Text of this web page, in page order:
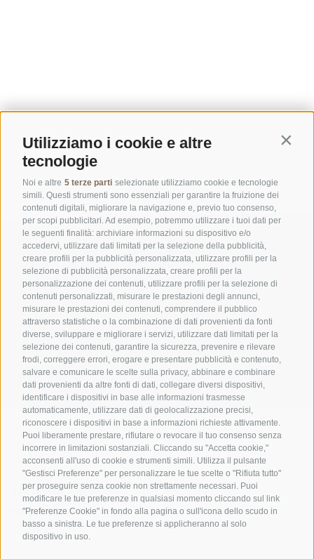
Utilizziamo i cookie e altre
tecnologie
Noi e altre 5 terze parti selezionate utilizziamo cookie e tecnologie
simili. Questi strumenti sono essenziali per garantire la fruizione dei
contenuti digitali, migliorare la navigazione e, previo tuo consenso,
per scopi pubblicitari. Ad esempio, potremmo utilizzare i tuoi dati per
le seguenti finalità: archiviare informazioni su dispositivo e/o
accedervi, utilizzare dati limitati per la selezione della pubblicità,
creare profili per la pubblicità personalizzata, utilizzare profili per la
selezione di pubblicità personalizzata, creare profili per la
personalizzazione dei contenuti, utilizzare profili per la selezione di
contenuti personalizzati, misurare le prestazioni degli annunci,
misurare le prestazioni dei contenuti, comprendere il pubblico
attraverso statistiche o la combinazione di dati provenienti da fonti
diverse, sviluppare e migliorare i servizi, utilizzare dati limitati per la
selezione dei contenuti, garantire la sicurezza, prevenire e rilevare
frodi, correggere errori, erogare e presentare pubblicità e contenuto,
salvare e comunicare le scelte sulla privacy, abbinare e combinare
dati provenienti da altre fonti di dati, collegare diversi dispositivi,
identificare i dispositivi in base alle informazioni trasmesse
automaticamente, utilizzare dati di geolocalizzazione precisi,
riconoscere i dispositivi in base a informazioni richieste attivamente.
Puoi liberamente prestare, rifiutare o revocare il tuo consenso senza
incorrere in limitazioni sostanziali. Cliccando su "Accetta cookie,"
acconsenti all'uso di cookie e strumenti simili. Utilizza il pulsante
"Gestisci Preferenze" per personalizzare le tue scelte o "Rifiuta tutto"
per proseguire senza cookie non strettamente necessari. Puoi
modificare le tue preferenze in qualsiasi momento cliccando sul link
"Preferenze Cookie" in fondo alla pagina o sull'icona dello scudo in
basso a sinistra. Le tue preferenze si applicheranno al solo
dispositivo in uso.
UFFICIO PER IL PARCO NAZIONALE DELLO STELVIO
SOCIAL MEDIA POLICY | CREDITS | MAPPA DEL SITO | COOKIE POLICY | PRIVACY
Preferenze Cookies
CONTATTI CENTRI VISITATORI
ESPERIENZE GUIDATE
NELLA NATURA
SCUOLE